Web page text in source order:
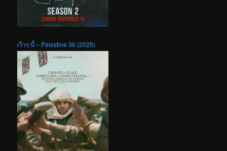
เร็วๆ นี้ – Palestine 36 (2025)